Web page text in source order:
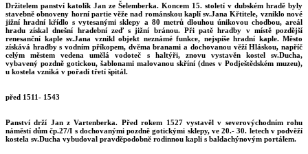
Držitelem panství katolík Jan ze Šelemberka. Koncem 15. století v dubském hradě byly
stavebně obnoveny horní partie věže nad románskou kaplí sv.Jana Křtitele, vzniklo nové
jižní hradní křídlo s vytesanými sklepy a 80 metrů dlouhou únikovou chodbou, areál
hradu získal dnešní hradební zeď s jižní bránou. Při patě hradby v místě pozdější
renesanční kaple sv.Jana vznikl objekt neznámé funkce, nejspíše hradní kaple. Město
získává hradby s vodním příkopem, dvěma branami a dochovanou věží Hláskou, napříč
celým městem vedena umělá vodoteč s haltýři, znovu vystavěn kostel sv.Ducha,
vybavený pozdně gotickou, šablonami malovanou skříní (dnes v Podještědském muzeu),
u kostela vzniká v pořadí třetí špitál.
před 1511- 1543
Panství drží Jan z Vartenberka. Před rokem 1527 vystavěl v severovýchodním rohu
náměstí dům čp.27/I s dochovanými pozdně gotickými sklepy, ve 20.- 30. letech v podvěží
kostela sv.Ducha vybudoval pravděpodobně rodinnou kapli s baldachýnovým portálem.